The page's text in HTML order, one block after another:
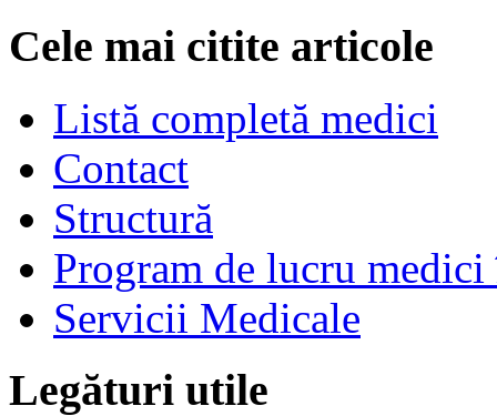
Cele mai citite articole
Listă completă medici
Contact
Structură
Program de lucru
Servicii Medicale
Legături utile